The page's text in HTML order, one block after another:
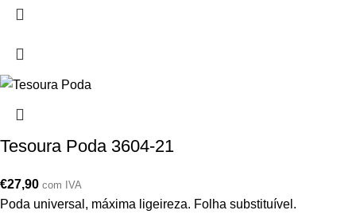
Tesoura Poda 3604-21
€27,90 com IVA
Poda universal, máxima ligeireza. Folha substituível.